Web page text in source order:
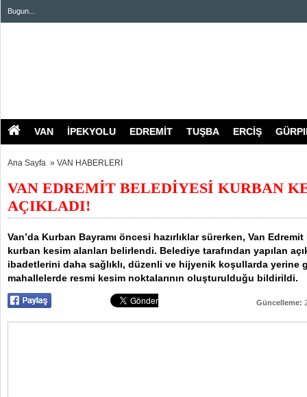
Bugun...
VAN İPEKYOLU EDREMİT TUŞBA ERCİŞ
Ana Sayfa » VAN HABERLERİ
VAN EDREMİT BELEDİYESİ KURBAN
AÇIKLADI!
Van’da Kurban Bayramı öncesi hazırlıklar sürerken, Van
kurban kesim alanları belirlendi. Belediye tarafından yapılan
ibadetlerini daha sağlıklı, düzenli ve hijyenik koşullarda yerine
mahallelerde resmi kesim noktalarının oluşturulduğu bildirildi.
Güncelleme: